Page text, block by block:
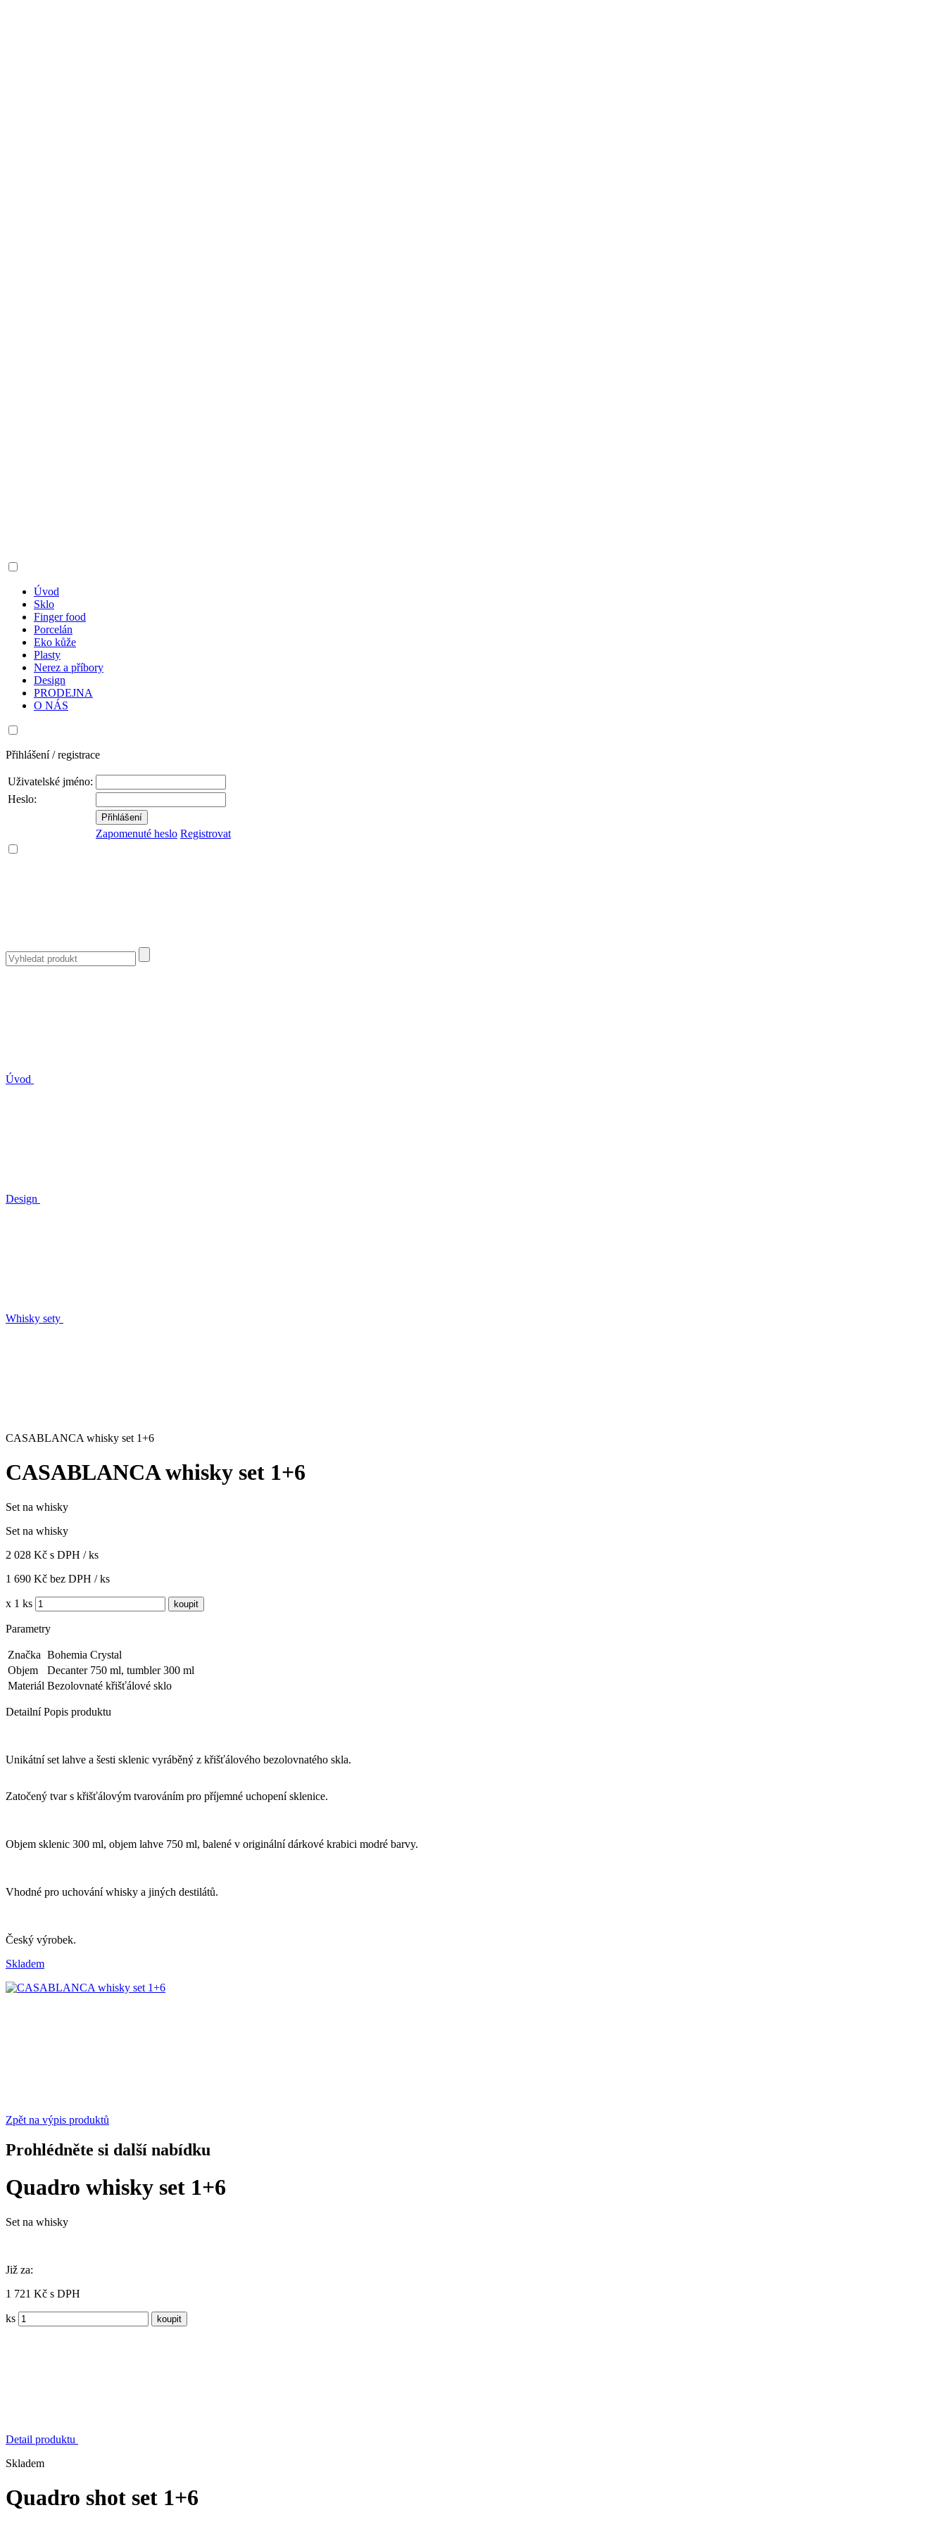
Úvod
Sklo
Finger food
Porcelán
Eko kůže
Plasty
Nerez a příbory
Design
PRODEJNA
O NÁS
Přihlášení / registrace
Uživatelské jméno:
Heslo:
Zapomenuté heslo Registrovat
Úvod
Design
Whisky sety
CASABLANCA whisky set 1+6
CASABLANCA whisky set 1+6
Set na whisky
Set na whisky
2 028 Kč s DPH / ks
1 690 Kč bez DPH / ks
x 1 ks
Parametry
Značka Bohemia Crystal
Objem
Decanter 750 ml, tumbler 300 ml
Materiál Bezolovnaté křišťálové sklo
Detailní Popis produktu
Unikátní set lahve a šesti sklenic vyráběný z křišťálového bezolovnatého skla.
Zatočený tvar s křišťálovým tvarováním pro příjemné uchopení sklenice.
Objem sklenic 300 ml, objem lahve 750 ml, balené v originální dárkové krabici modré barvy.
Vhodné pro uchování whisky a jiných destilátů.
Český výrobek.
Skladem
Zpět na výpis produktů
Prohlédněte si další nabídku
Quadro whisky set 1+6
Set na whisky
Již za:
1 721 Kč s DPH
ks
Detail produktu
Skladem
Quadro shot set 1+6